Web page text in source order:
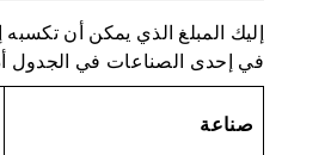
إليك المبلغ الذي يمكن أن
في إحدى الصناعات في الجدول
صناعة